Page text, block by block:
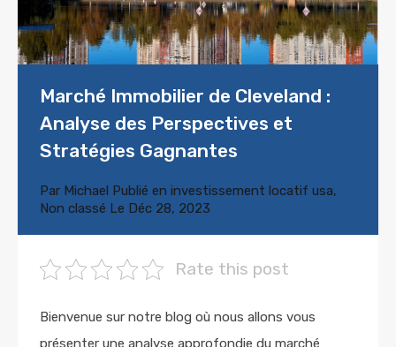
Marché Immobilier de Cleveland :
Analyse des Perspectives et
Stratégies Gagnantes
Par Michael Publié en investissement locatif usa,
Non classé Le Déc 28, 2023
Rate this post
Bienvenue sur notre blog où nous allons vous
présenter une analyse approfondie du marché